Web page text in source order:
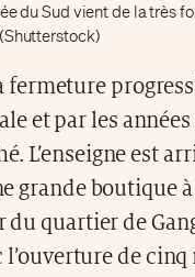
du Sud vient de la très
fermeture
et par les années
L’enseigne est
grande boutique
quartier de
de cinq